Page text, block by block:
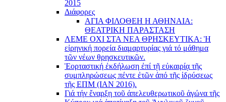
2015
Διάφορες
ΑΓΙΑ ΦΙΛΟΘΕΗ Η ΑΘΗΝΑΙΑ:
ΘΕΑΤΡΙΚΗ ΠΑΡΑΣΤΑΣΗ
ΛΕΜΕ ΟΧΙ ΣΤΑ ΝΕΑ ΘΡΗΣΚΕΥΤΙΚΑ: Ἡ
εἰρηνική πορεία διαμαρτυρίας γιά τό μάθημα
τῶν νέων θρησκευτικῶν.
Ἑορταστική ἐκδήλωση ἐπί τῇ εὐκαιρίᾳ τῆς
συμπληρώσεως πέντε ἐτῶν ἀπό τῆς ἱδρύσεως
τῆς ΕΠΜ (ΙΑΝ 2016).
Γιά τήν ἔναρξη τοῦ ἀπελευθερωτικοῦ ἀγώνα τῆς